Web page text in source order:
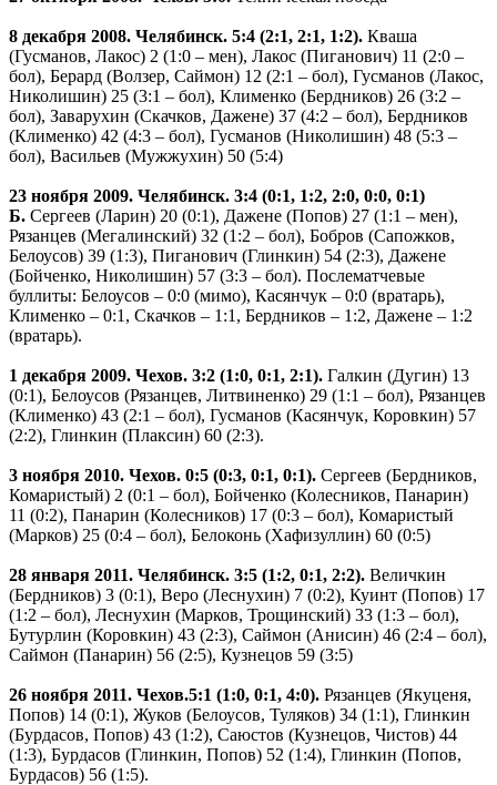
8 декабря 2008. Челябинск. 5:4 (2:1, 2:1, 1:2). Кваша
(Гусманов, Лакос) 2 (1:0 – мен), Лакос (Пиганович) 11 (2:0 –
бол), Берард (Волзер, Саймон) 12 (2:1 – бол), Гусманов (Лакос,
Николишин) 25 (3:1 – бол), Клименко (Бердников) 26 (3:2 –
бол), Заварухин (Скачков, Дажене) 37 (4:2 – бол), Бердников
(Клименко) 42 (4:3 – бол), Гусманов (Николишин) 48 (5:3 –
бол), Васильев (Мужжухин) 50 (5:4)
23 ноября 2009. Челябинск. 3:4 (0:1, 1:2, 2:0, 0:0, 0:1)
Б. Сергеев (Ларин) 20 (0:1), Дажене (Попов) 27 (1:1 – мен),
Рязанцев (Мегалинский) 32 (1:2 – бол), Бобров (Сапожков,
Белоусов) 39 (1:3), Пиганович (Глинкин) 54 (2:3), Дажене
(Бойченко, Николишин) 57 (3:3 – бол). Послематчевые
буллиты: Белоусов – 0:0 (мимо), Касянчук – 0:0 (вратарь),
Клименко – 0:1, Скачков – 1:1, Бердников – 1:2, Дажене – 1:2
(вратарь).
1 декабря 2009. Чехов. 3:2 (1:0, 0:1, 2:1). Галкин (Дугин) 13
(0:1), Белоусов (Рязанцев, Литвиненко) 29 (1:1 – бол), Рязанцев
(Клименко) 43 (2:1 – бол), Гусманов (Касянчук, Коровкин) 57
(2:2), Глинкин (Плаксин) 60 (2:3).
3 ноября 2010. Чехов. 0:5 (0:3, 0:1, 0:1). Сергеев (Бердников,
Комаристый) 2 (0:1 – бол), Бойченко (Колесников, Панарин)
11 (0:2), Панарин (Колесников) 17 (0:3 – бол), Комаристый
(Марков) 25 (0:4 – бол), Белоконь (Хафизуллин) 60 (0:5)
28 января 2011. Челябинск. 3:5 (1:2, 0:1, 2:2). Величкин
(Бердников) 3 (0:1), Веро (Леснухин) 7 (0:2), Куинт (Попов) 17
(1:2 – бол), Леснухин (Марков, Трощинский) 33 (1:3 – бол),
Бутурлин (Коровкин) 43 (2:3), Саймон (Анисин) 46 (2:4 – бол),
Саймон (Панарин) 56 (2:5), Кузнецов 59 (3:5)
26 ноября 2011. Чехов.5:1 (1:0, 0:1, 4:0). Рязанцев (Якуценя,
Попов) 14 (0:1), Жуков (Белоусов, Туляков) 34 (1:1), Глинкин
(Бурдасов, Попов) 43 (1:2), Саюстов (Кузнецов, Чистов) 44
(1:3), Бурдасов (Глинкин, Попов) 52 (1:4), Глинкин (Попов,
Бурдасов) 56 (1:5).